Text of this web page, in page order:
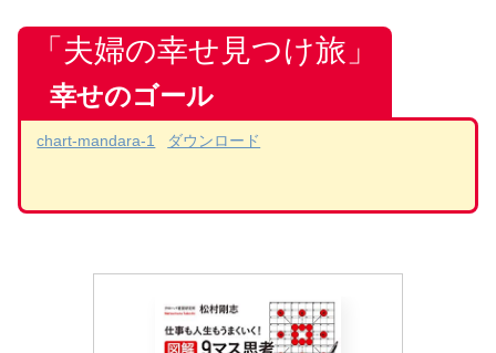
「夫婦の幸せ見つけ旅」
幸せのゴール
chart-mandara-1 ダウンロード